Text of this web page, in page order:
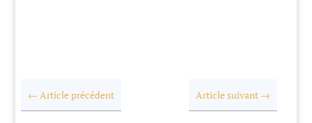
← Article précédent Article suivant→